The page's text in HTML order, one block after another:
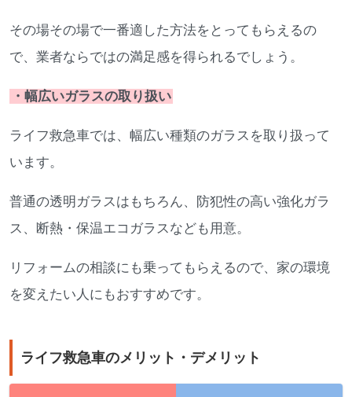
その場その場で一番適した方法をとってもらえるの
で、業者ならではの満足感を得られるでしょう。
・幅広いガラスの取り扱い
ライフ救急車では、幅広い種類のガラスを取り扱って
います。
普通の透明ガラスはもちろん、防犯性の高い強化ガラ
ス、断熱・保温エコガラスなども用意。
リフォームの相談にも乗ってもらえるので、家の環境
を変えたい人にもおすすめです。
ライフ救急車のメリット・デメリット